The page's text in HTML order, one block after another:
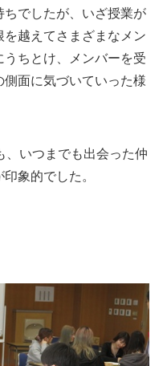
でしたが、いざ授業が
越えてさまざまなメン
ちとけ、メンバーを受
面に気づいていった様
いつまでも出会った仲
象的でした。